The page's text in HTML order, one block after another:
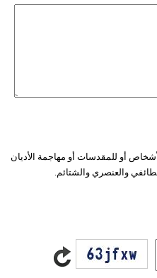
أو للمقدسات أو مهاجمة الأديان
والعنصري والشتائم.